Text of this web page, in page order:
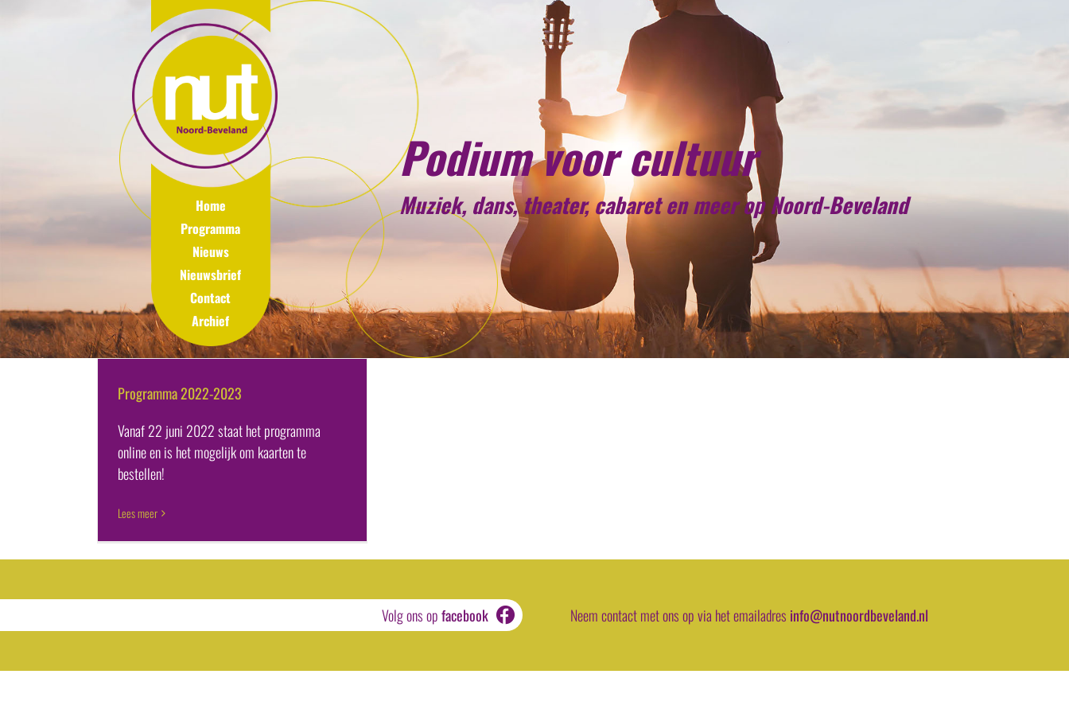
Home
Programma
Nieuws
Nieuwsbrief
Contact
Archief
Podium voor cultuur
Muziek, dans, theater, cabaret en meer op Noord-Beveland
Programma 2022-2023
Vanaf 22 juni 2022 staat het programma
online en is het mogelijk om kaarten te
bestellen!
Lees meer
Volg ons opfacebook Neem contact met ons op via het emailadres info@nutnoordbeveland.nl